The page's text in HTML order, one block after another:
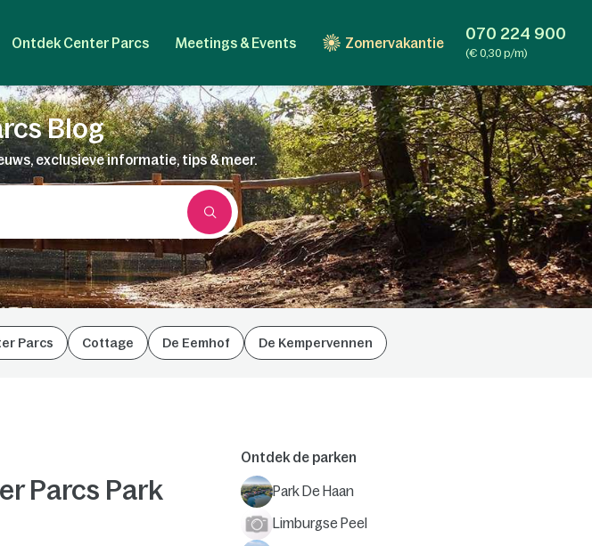
Ontdek Center Parcs Meetings & Events Zomervakantie 070 224 900
(€ 0,30 p/m)
Blog
exclusieve informatie, tips & meer.
Parcs Cottage De Eemhof De Kempervennen
Parcs Park
Ontdek de parken
Park De Haan
Limburgse Peel